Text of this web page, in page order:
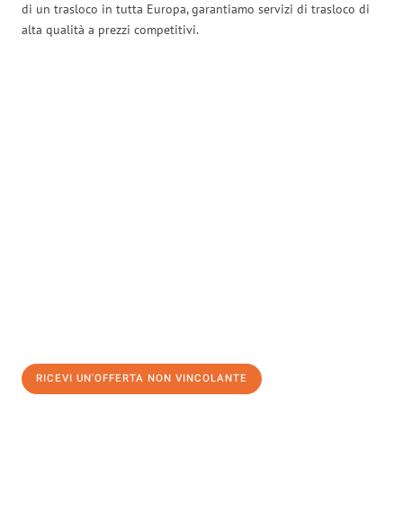
di un trasloco in tutta Europa, garantiamo servizi di trasloco di
alta qualità a prezzi competitivi.
RICEVI UN'OFFERTA NON VINCOLANTE